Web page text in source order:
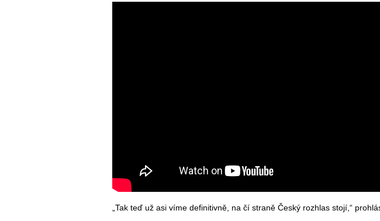
„Tak teď už asi víme definitivně, na čí straně Český rozhlas stojí,“